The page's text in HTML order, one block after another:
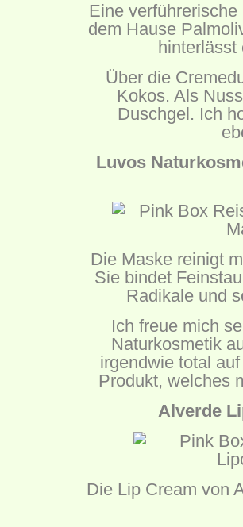
Eine
dem Hause
hinterlässt
Über die
Kokos. Als
Duschgel. Ich
Luvos
Die Maske reinigt
Sie bindet
Radikale und
Ich freue mich
Naturkosmetik
irgendwie total
Produkt, welches
Alverde
Die Lip Cream von